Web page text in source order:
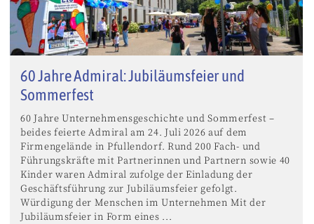
60 Jahre Admiral: Jubiläumsfeier und
Sommerfest
60 Jahre Unternehmensgeschichte und Sommerfest –
beides feierte Admiral am 24. Juli 2026 auf dem
Firmengelände in Pfullendorf. Rund 200 Fach- und
Führungskräfte mit Partnerinnen und Partnern sowie 40
Kinder waren Admiral zufolge der Einladung der
Geschäftsführung zur Jubiläumsfeier gefolgt.
Würdigung der Menschen im Unternehmen Mit der
Jubiläumsfeier in Form eines ...